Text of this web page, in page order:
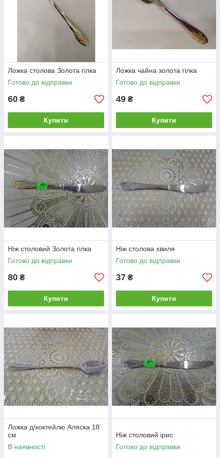
Ложка столова Золота гілка
Готово до відправки
60 ₴
Купити
Ложка чайна золота гілка
Готово до відправки
49 ₴
Купити
Ніж столовий Золота гілка
Готово до відправки
80 ₴
Купити
Ніж столова хвиля
Готово до відправки
37 ₴
Купити
Ложка д/коктейлю Аляска 18
см
В наявності
Ніж столовий ірис
Готово до відправки